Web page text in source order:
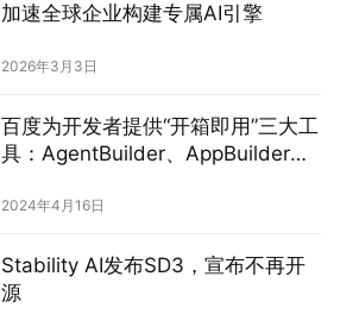
加速全球企业构建专属AI引擎
2026年3月3日
百度为开发者提供“开箱即用”三大工
具：AgentBuilder、AppBuilder、
2024年4月16日
Stability AI发布SD3，宣布不再开
源